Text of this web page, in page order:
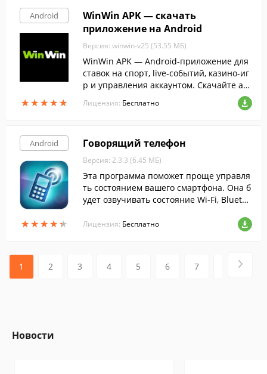
Android
★★★★★
★★★★★
WinWin APK — скачать
приложение на Android
Версия: winwin-v25 (53.55 МБ)
WinWin APK — Android-приложение для
ставок на спорт, live-событий, казино-иг
р и управления аккаунтом. Скачайте акт
уальную версию APK для Android 5.0 и в
ыше.
Лицензия: Бесплатно
Android
★★★★★
★★★★★
Говорящий телефон
Версия: 2.3.3 (6.45 МБ)
Эта программа поможет проще управля
ть состоянием вашего смартфона. Она б
удет озвучивать состояние Wi-Fi, Bluetoo
свободное место в памяти гаджета.
Лицензия: Бесплатно
1 2 3 4 5 6 7
Новости